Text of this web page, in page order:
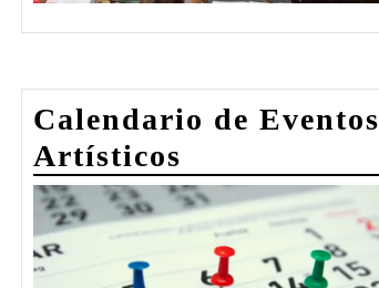
Calendario de Eventos
Artísticos